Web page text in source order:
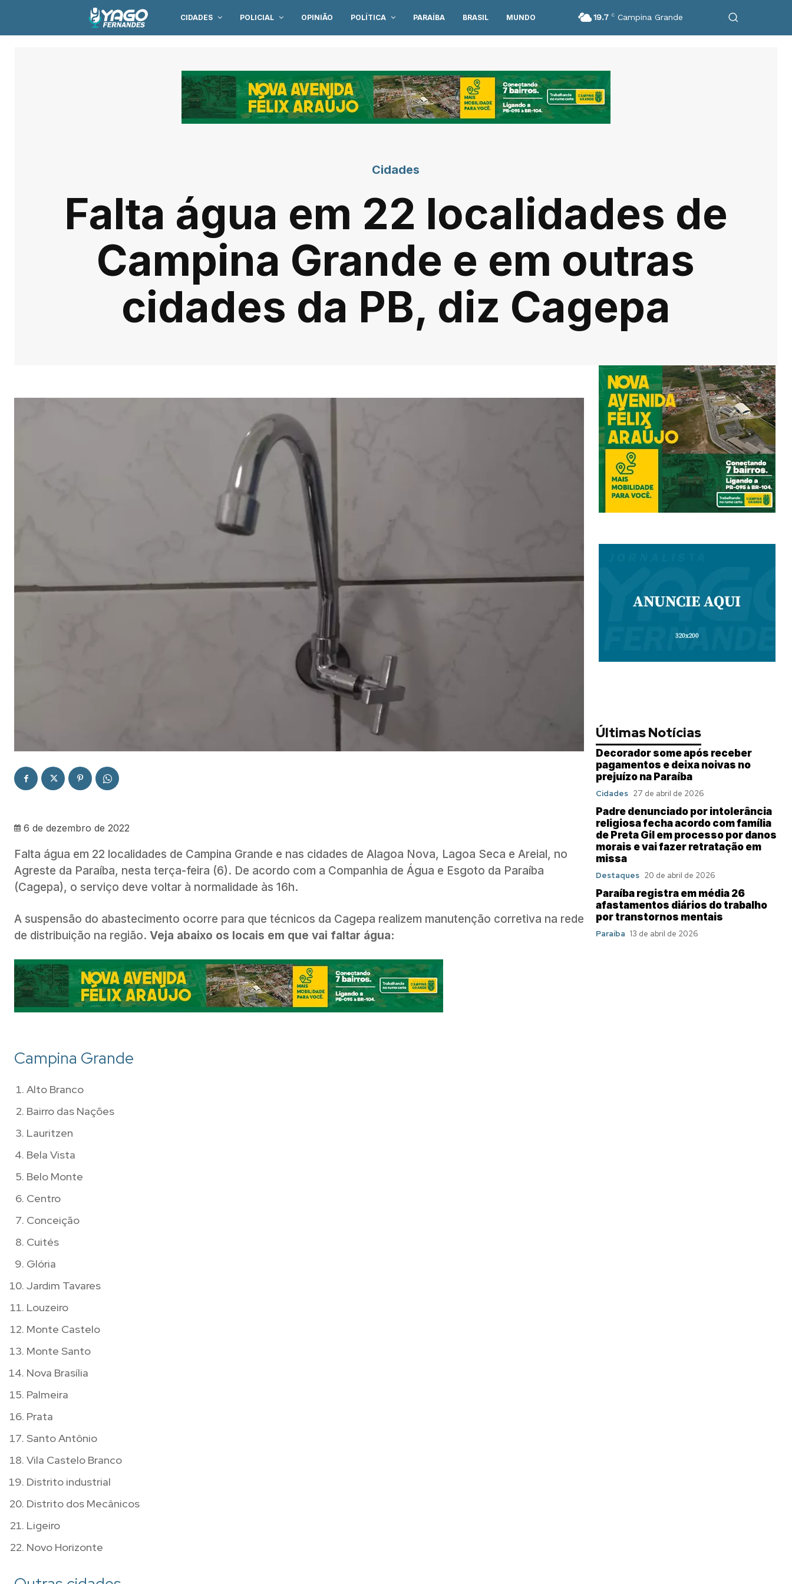
CIDADES POLICIAL OPINIÃO POLÍTICA PARAÍBA BRASIL MUNDO 19.7 C Campina Grande
Cidades
Falta água em 22 localidades de
Campina Grande e em outras
cidades da PB, diz Cagepa
6 de dezembro de 2022
Falta água em 22 localidades de Campina Grande e nas cidades de Alagoa Nova, Lagoa Seca e Areial, no
Agreste da Paraíba, nesta terça-feira (6). De acordo com a Companhia de Água e Esgoto da Paraíba
(Cagepa), o serviço deve voltar à normalidade às 16h.
A suspensão do abastecimento ocorre para que técnicos da Cagepa realizem manutenção corretiva na rede
de distribuição na região. Veja abaixo os locais em que vai faltar água:
Campina Grande
Alto Branco
Bairro das Nações
Lauritzen
Bela Vista
Belo Monte
Centro
Conceição
Cuités
Glória
Jardim Tavares
Louzeiro
Monte Castelo
Monte Santo
Nova Brasília
Palmeira
Prata
Santo Antônio
Vila Castelo Branco
Distrito industrial
Distrito dos Mecânicos
Ligeiro
Novo Horizonte
Últimas Notícias
Decorador some após receber
pagamentos e deixa noivas no
prejuízo na Paraíba
Cidades 27 de abril de 2026
Padre denunciado por intolerância
religiosa fecha acordo com família
de Preta Gil em processo por danos
morais e vai fazer retratação em
missa
Destaques 20 de abril de 2026
Paraíba registra em média 26
afastamentos diários do trabalho
por transtornos mentais
Paraíba 13 de abril de 2026